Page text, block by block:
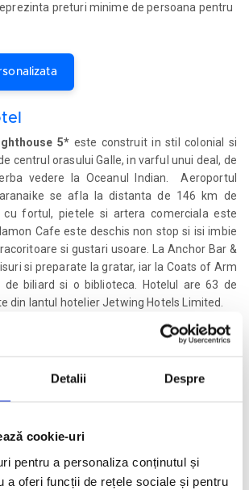
Detalii Despre
cookie-uri
pentru a personaliza conținutul și
a oferi funcții de rețele sociale și pentru
preturi minime de persoana pentru
5* este construit in stil colonial si
centrul orasului Galle, in varful unui deal, de
vedere la Oceanul Indian. Aeroportul
se afla la distanta de 146 km de
cu fortul, pietele si artera comerciala este
Cafe este deschis non stop si isi imbie
si gustari usoare. La Anchor Bar &
si preparate la gratar, iar la Coats of Arm
de biliard si o biblioteca. Hotelul are 63 de
din lantul hotelier Jetwing Hotels Limited.